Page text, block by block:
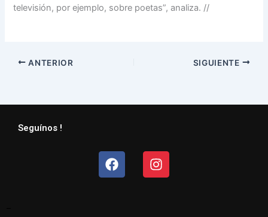
televisión, por ejemplo, sobre poetas”, analiza. //
ANTERIOR SIGUIENTE
Seguínos !